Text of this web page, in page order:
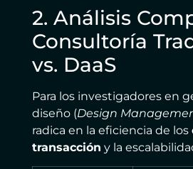
2. Análisis
Consultoría
vs. DaaS
Para los investigadores en
diseño (Design
radica en la eficiencia de los
transacción y la